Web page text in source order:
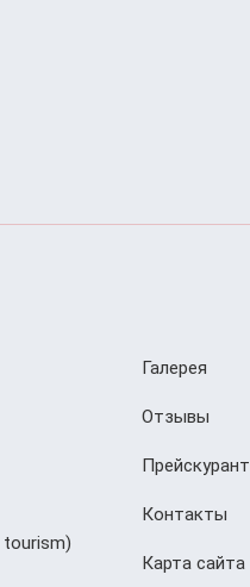
Галерея
Отзывы
Прейскурант
Контакты
Карта сайта